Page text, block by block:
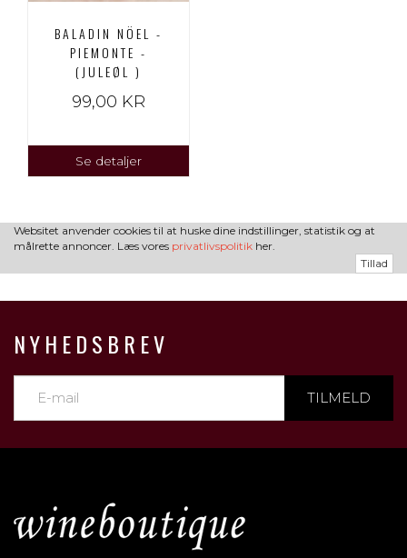
BALADIN NÖEL -
PIEMONTE -
(JULEØL )
99,00 KR
Se detaljer
Websitet anvender cookies til at huske dine indstillinger, statistik og at
målrette annoncer. Læs vores privatlivspolitik her.
Tillad
NYHEDSBREV
TILMELD